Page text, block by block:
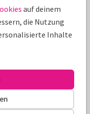
Für den besten
persönlicher Gruß, der
werden.
Freundschaft
auf deinem
die Nutzung
Inhalte